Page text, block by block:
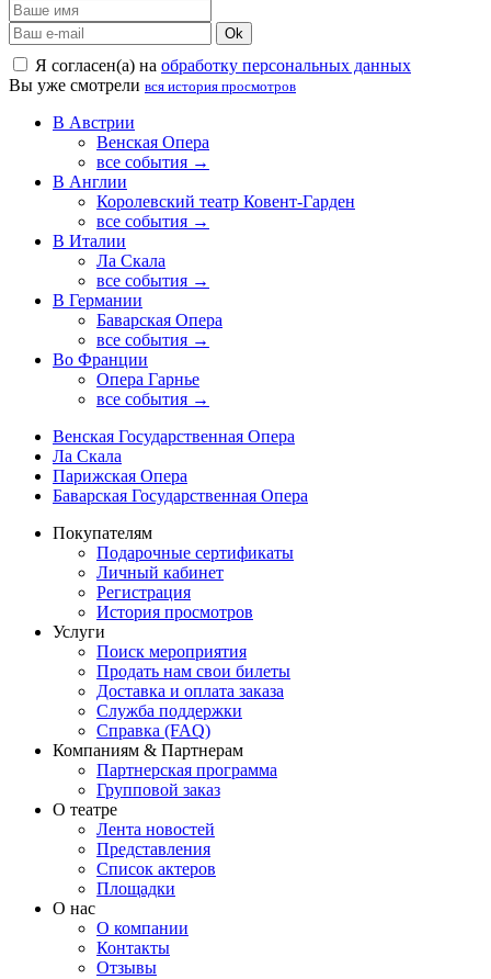
Ok
Я согласен(а) на обработку персональных данных
Вы уже смотрели вся история просмотров
В Австрии
Венская Опера
все события →
В Англии
Королевский театр Ковент-Гарден
все события →
В Италии
Ла Скала
все события →
В Германии
Баварская Опера
все события →
Во Франции
Опера Гарнье
все события →
Венская Государственная Опера
Ла Скала
Парижская Опера
Баварская Государственная Опера
Покупателям
Подарочные сертификаты
Личный кабинет
Регистрация
История просмотров
Услуги
Поиск мероприятия
Продать нам свои билеты
Доставка и оплата заказа
Служба поддержки
Справка (FAQ)
Компаниям & Партнерам
Партнерская программа
Групповой заказ
О театре
Лента новостей
Представления
Список актеров
Площадки
О нас
О компании
Контакты
Отзывы